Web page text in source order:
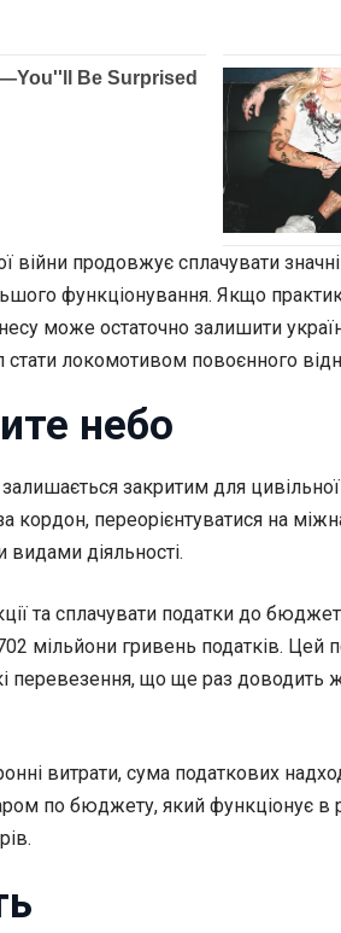
війни продовжує сплачувати
функціонування. Якщо
може остаточно залишити
локомотивом повоєнного
небо
закритим для
переорієнтуватися на
видами діяльності.
та сплачувати податки до
мільйони гривень податків. Цей
що ще раз доводить
витрати, сума податкових
по бюджету, який функціонує